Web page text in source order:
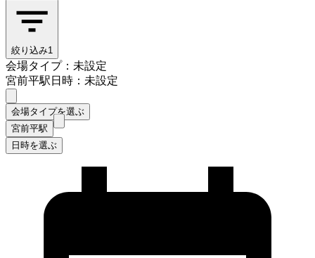
絞り込み1
会場タイプ：未設定
宮前平駅日時：未設定
会場タイプを選ぶ
宮前平駅
日時を選ぶ